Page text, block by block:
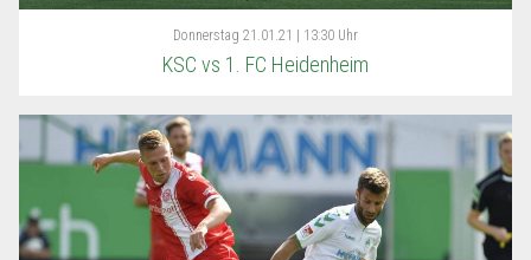
Donnerstag 21.01.21 | 13:30 Uhr
KSC vs 1. FC Heidenheim